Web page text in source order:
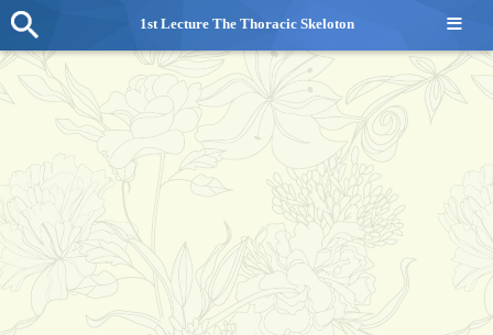
≡
1st Lecture The Thoracic Skeloton